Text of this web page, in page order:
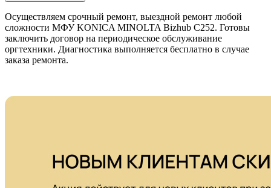
Осуществляем срочный ремонт, выездной ремонт любой
сложности МФУ KONICA MINOLTA Bizhub C252. Готовы
заключить договор на периодическое обслуживание
оргтехники. Диагностика выполняется бесплатно в случае
заказа ремонта.